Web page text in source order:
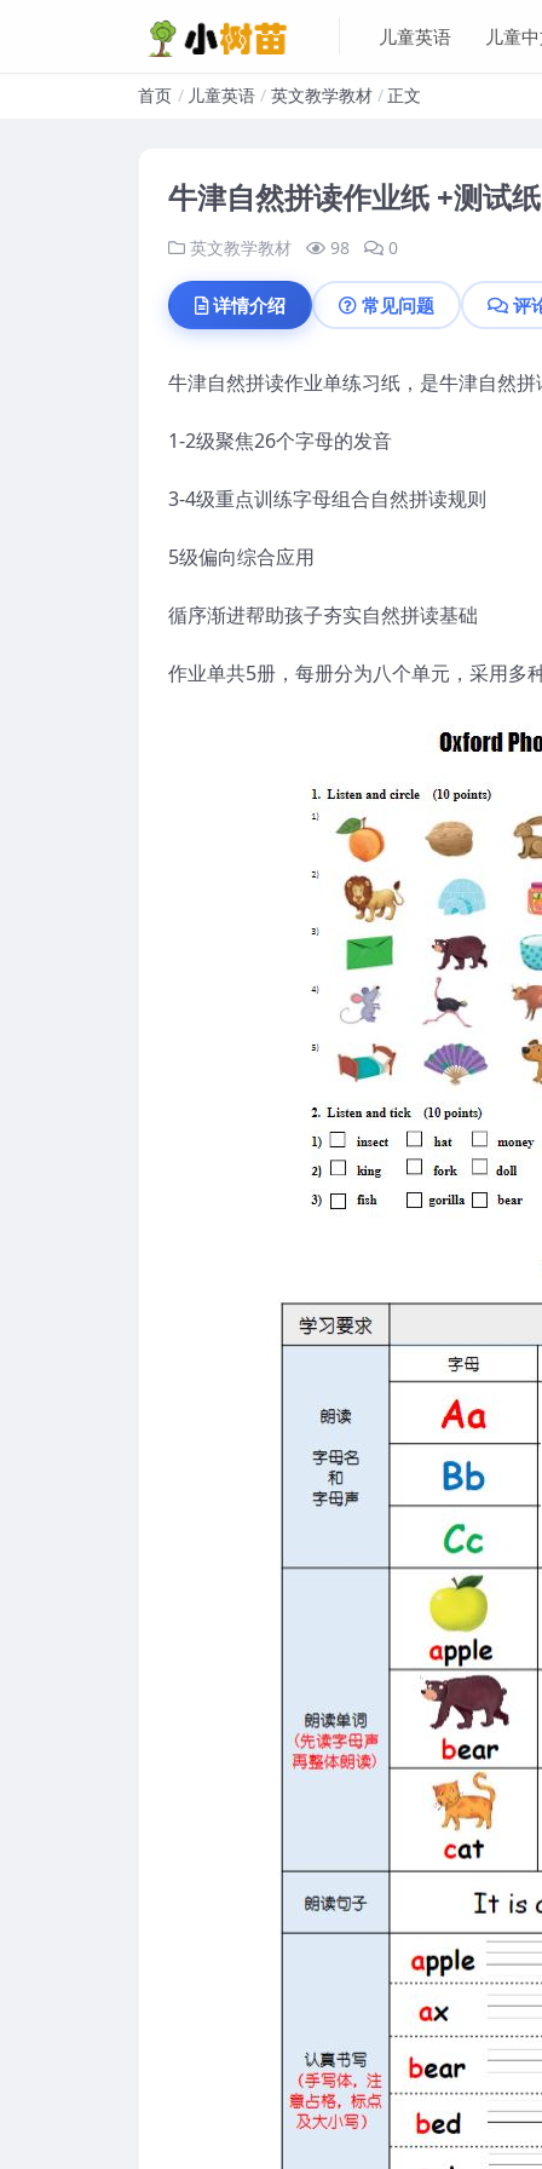
儿童英语 儿童
首页 儿童英语 英文教学教材 正文
牛津自然拼读作业纸 +测试
英文教学教材 98 0
详情介绍 常见问题 评
牛津自然拼读作业单练习纸，是牛津自然
1-2级聚焦26个字母的发音
3-4级重点训练字母组合自然拼读规则
5级偏向综合应用
循序渐进帮助孩子夯实自然拼读基础
作业单共5册，每册分为八个单元，采用多